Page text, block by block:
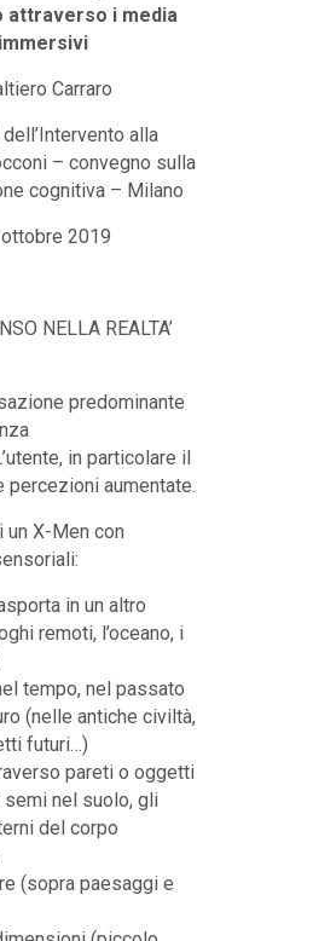
attraverso i media
immersivi
Carraro
alla
– convegno sulla
cognitiva – Milano
2019
NELLA REALTA’
predominante
in particolare il
percezioni aumentate.
un X-Men con
in un altro
remoti, l’oceano, i
tempo, nel passato
(nelle antiche civiltà,
futuri…)
pareti o oggetti
nel suolo, gli
del corpo
(sopra paesaggi e